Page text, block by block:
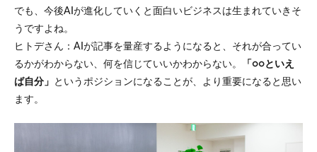
でも、今後AIが進化していくと面白いビジネスは生まれていきそ
うですよね。
ヒトデさん：AIが記事を量産するようになると、それが合ってい
るかがわからない、何を信じていいかわからない。
「○○といえ
ば自分」
というポジションになることが、より重要になると思い
ます。